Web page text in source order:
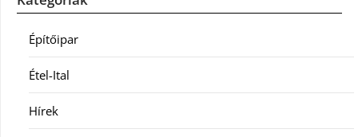
Építőipar
Étel-Ital
Hírek